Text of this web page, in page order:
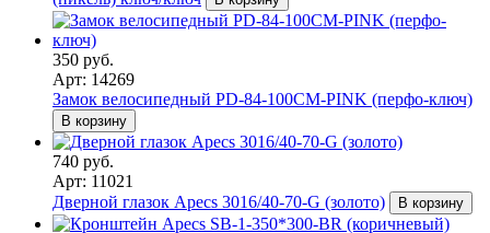
350 руб.
Арт: 14269
Замок велосипедный PD-84-100CM-PINK (перфо-ключ)
В корзину
740 руб.
Арт: 11021
Дверной глазок Apecs 3016/40-70-G (золото)
В корзину